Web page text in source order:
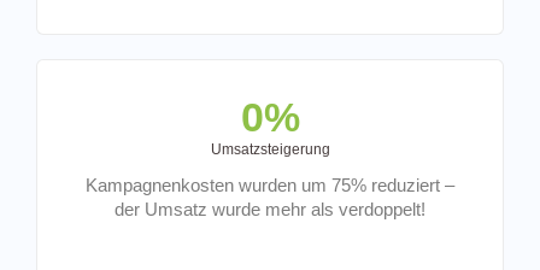
0%
Umsatzsteigerung
Kampagnenkosten wurden um 75% reduziert –
der Umsatz wurde mehr als verdoppelt!